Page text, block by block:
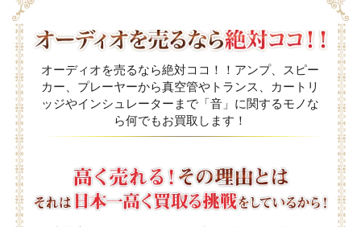
オーディオを売るなら絶対ココ！！アンプ、スピー
カー、プレーヤーから真空管やトランス、カートリ
ッジやインシュレーターまで「音」に関するモノな
ら何でもお買取します！